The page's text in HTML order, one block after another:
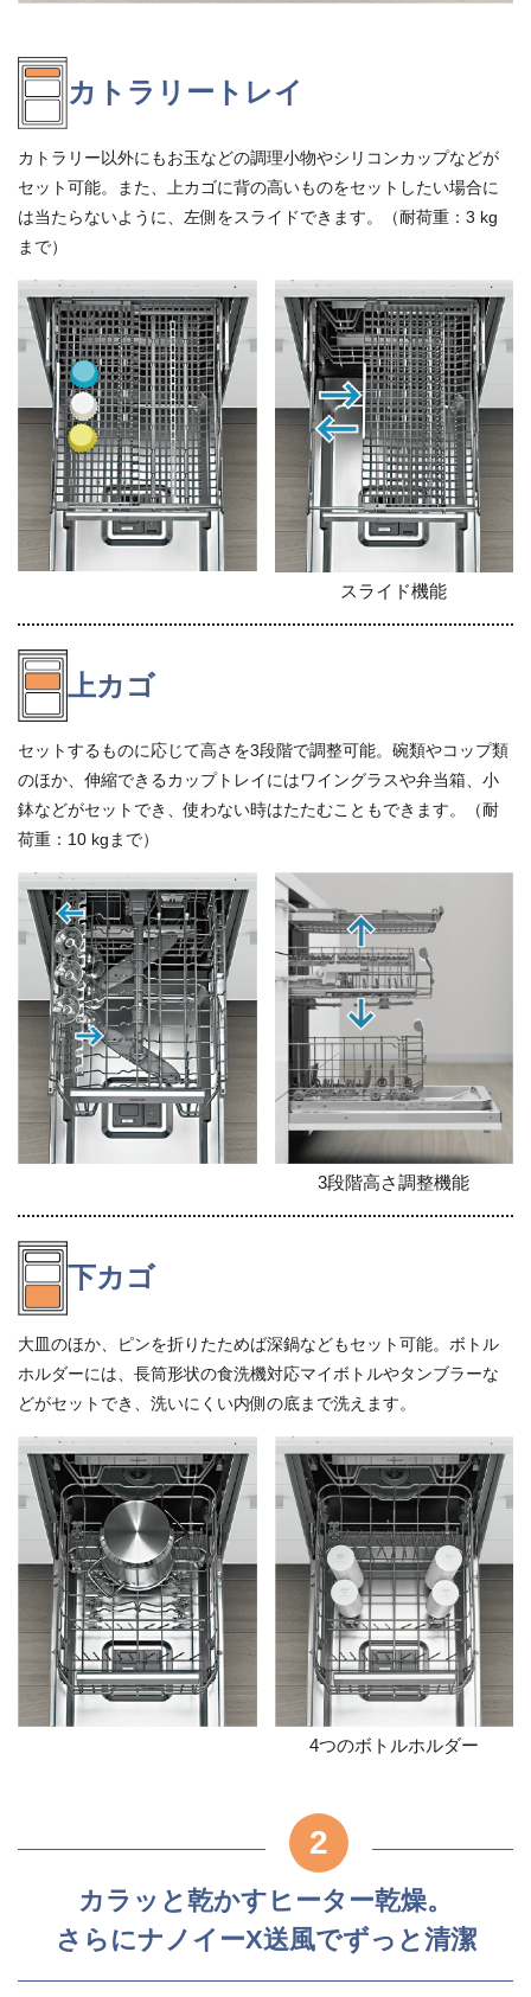
カトラリートレイ
カトラリー以外にもお玉などの調理小物やシリコンカップなどが
セット可能。また、上カゴに背の高いものをセットしたい場合に
は当たらないように、左側をスライドできます。（耐荷重：3 kg
まで）
スライド機能
上カゴ
セットするものに応じて高さを3段階で調整可能。碗類やコップ類
のほか、伸縮できるカップトレイにはワイングラスや弁当箱、小
鉢などがセットでき、使わない時はたたむこともできます。（耐
荷重：10 kgまで）
3段階高さ調整機能
下カゴ
大皿のほか、ピンを折りたためば深鍋などもセット可能。ボトル
ホルダーには、長筒形状の食洗機対応マイボトルやタンブラーな
どがセットでき、洗いにくい内側の底まで洗えます。
4つのボトルホルダー
2
カラッと乾かすヒーター乾燥。
さらにナノイーX送風でずっと清潔